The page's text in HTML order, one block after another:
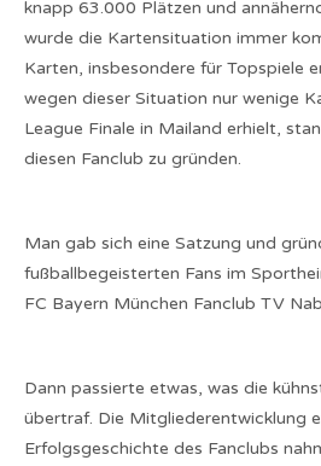
knapp 63.000 Plätzen und
wurde die Kartensituation immer
Karten, insbesondere für Topspiele
wegen dieser Situation nur wenige
League Finale in Mailand erhielt,
diesen Fanclub zu gründen.
Man gab sich eine Satzung und
fußballbegeisterten Fans im
FC Bayern München Fanclub TV
Dann passierte etwas, was die
übertraf. Die Mitgliederentwicklung
Erfolgsgeschichte des Fanclubs